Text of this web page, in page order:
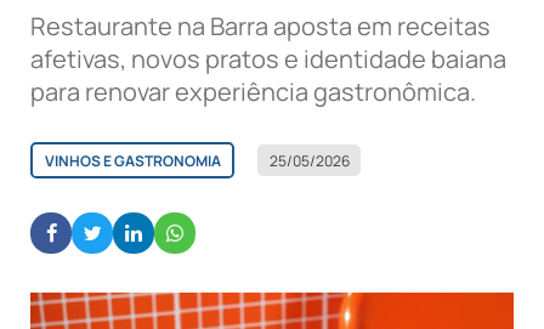
Restaurante na Barra aposta em receitas
afetivas, novos pratos e identidade baiana
para renovar experiência gastronômica.
VINHOS E GASTRONOMIA 25/05/2026